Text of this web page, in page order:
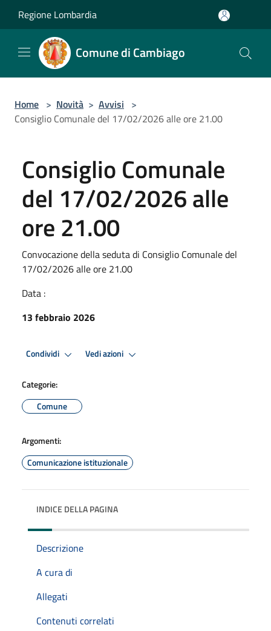
Regione Lombardia
Comune di Cambiago
Home > Novità > Avvisi >
Consiglio Comunale del 17/02/2026 alle ore 21.00
Consiglio Comunale
del 17/02/2026 alle
ore 21.00
Convocazione della seduta di Consiglio Comunale del
17/02/2026 alle ore 21.00
Data :
13 febbraio 2026
Condividi Vedi azioni
Categorie:
Comune
Argomenti:
Comunicazione istituzionale
INDICE DELLA PAGINA
Descrizione
A cura di
Allegati
Contenuti correlati